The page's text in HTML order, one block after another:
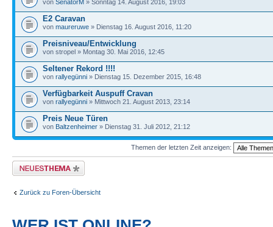
von SenatorM » Sonntag 14. August 2016, 19:03
E2 Caravan
von maureruwe » Dienstag 16. August 2016, 11:20
Preisniveau/Entwicklung
von stropel » Montag 30. Mai 2016, 12:45
Seltener Rekord !!!!
von rallyegünni » Dienstag 15. Dezember 2015, 16:48
Verfügbarkeit Auspuff Cravan
von rallyegünni » Mittwoch 21. August 2013, 23:14
Preis Neue Türen
von Baltzenheimer » Dienstag 31. Juli 2012, 21:12
Themen der letzten Zeit anzeigen:
Neues Thema erstellen
Zurück zu Foren-Übersicht